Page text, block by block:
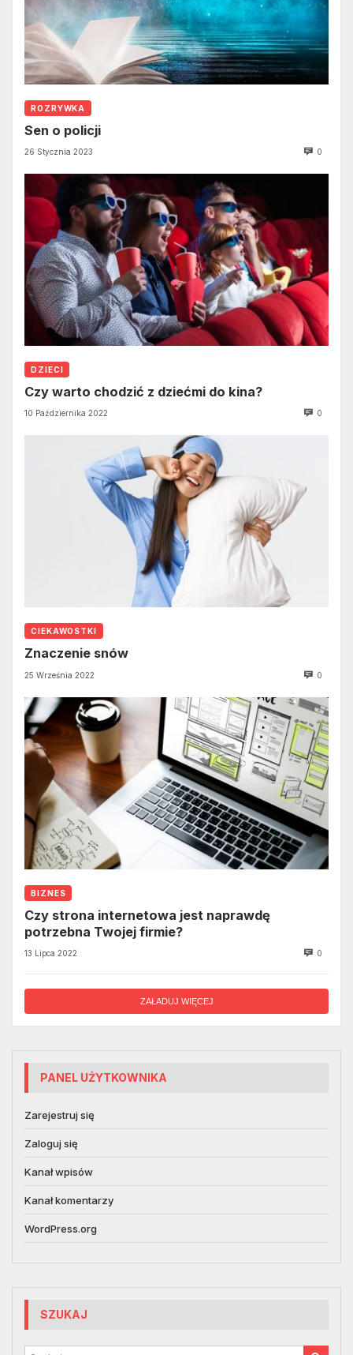
ROZRYWKA
Sen o policji
26 Stycznia 2023 0
DZIECI
Czy warto chodzić z dziećmi do kina?
10 Października 2022 0
CIEKAWOSTKI
Znaczenie snów
25 Września 2022 0
BIZNES
Czy strona internetowa jest naprawdę
potrzebna Twojej firmie?
13 Lipca 2022 0
ZAŁADUJ WIĘCEJ
PANEL UŻYTKOWNIKA
Zarejestruj się
Zaloguj się
Kanał wpisów
Kanał komentarzy
WordPress.org
SZUKAJ